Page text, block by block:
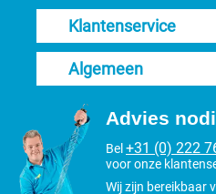
Klantenservice
Algemeen
Advies
Bel +31 (0) 222
voor onze
Wij zijn bereikbaar